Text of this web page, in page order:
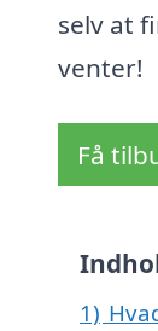
selv at
venter!
Få
1)